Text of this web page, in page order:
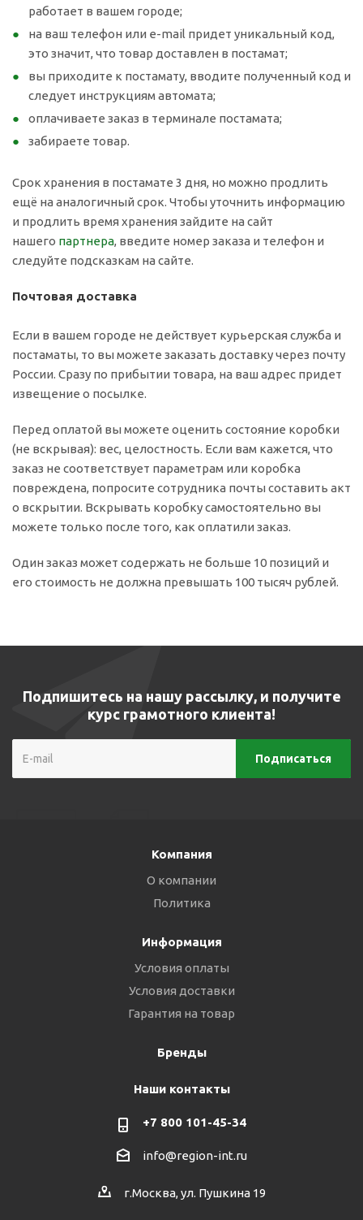
работает в вашем городе;
на ваш телефон или e-mail придет уникальный код,
это значит, что товар доставлен в постамат;
вы приходите к постамату, вводите полученный код и
следует инструкциям автомата;
оплачиваете заказ в терминале постамата;
забираете товар.
Срок хранения в постамате 3 дня, но можно продлить
ещё на аналогичный срок. Чтобы уточнить информацию
и продлить время хранения зайдите на сайт
нашего партнера, введите номер заказа и телефон и
следуйте подсказкам на сайте.
Почтовая доставка
Если в вашем городе не действует курьерская служба и
постаматы, то вы можете заказать доставку через почту
России. Сразу по прибытии товара, на ваш адрес придет
извещение о посылке.
Перед оплатой вы можете оценить состояние коробки
(не вскрывая): вес, целостность. Если вам кажется, что
заказ не соответствует параметрам или коробка
повреждена, попросите сотрудника почты составить акт
о вскрытии. Вскрывать коробку самостоятельно вы
можете только после того, как оплатили заказ.
Один заказ может содержать не больше 10 позиций и
его стоимость не должна превышать 100 тысяч рублей.
Подпишитесь на нашу рассылку, и получите
курс грамотного клиента!
Компания
О компании
Политика
Информация
Условия оплаты
Условия доставки
Гарантия на товар
Бренды
Наши контакты
+7 800 101-45-34
info@region-int.ru
г.Москва, ул. Пушкина 19